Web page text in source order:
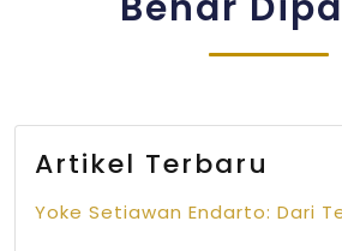
Artikel Terbaru
Yoke Setiawan Endarto: Dari